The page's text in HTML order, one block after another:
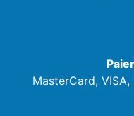
MasterCard, VISA,